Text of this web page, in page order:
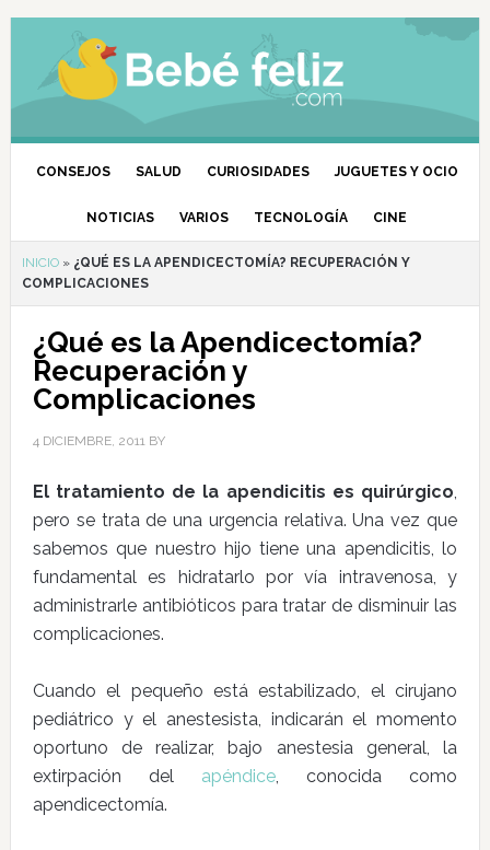
CONSEJOS SALUD CURIOSIDADES JUGUETES Y OCIO
NOTICIAS VARIOS TECNOLOGÍA CINE
INICIO» ¿QUÉ ES LA APENDICECTOMÍA? RECUPERACIÓN Y
COMPLICACIONES
¿Qué es la Apendicectomía?
Recuperación y
Complicaciones
4 DICIEMBRE, 2011BY
El tratamiento de la apendicitis es quirúrgico,
pero se trata de una urgencia relativa. Una vez que
sabemos que nuestro hijo tiene una apendicitis, lo
fundamental es hidratarlo por vía intravenosa, y
administrarle antibióticos para tratar de disminuir las
complicaciones.
Cuando el pequeño está estabilizado, el cirujano
pediátrico y el anestesista, indicarán el momento
oportuno de realizar, bajo anestesia general, la
extirpación del apéndice, conocida como
apendicectomía.